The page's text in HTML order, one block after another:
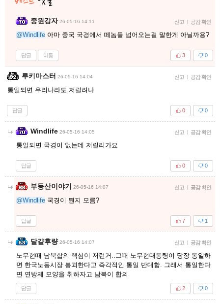
중원강자 26-05-16 14:11 신고 | 공감 확인
@Windlife 아마 중국 국경에서 떼놈들 넘어오는걸 말한게 아닐까용?
답글 이동 0
3
루키마스터 26-05-16 14:04 신고 | 공감 확인
통일되면 우리나라도 저럴려나
답글 0
0
Windlife 26-05-16 14:05 신고 | 공감 확인
통일되면 국경이 없는데 저릴리가요
답글 0
0
부동산이야기 26-05-16 14:07 신고 | 공감 확인
@Windlife 국경이 뭔지 모름?
답글 1
7
달걀후량 26-05-16 14:07 신고 | 공감 확인
노무현때 남북합의 핵심이 저런거..그때 노무현대통령이 당장 통일하
면 한국노동시장 붕괴한다고 즉각적인 통일 반대함. 그래서 통일한다
면 연방제 모양을 취하자고 남북이 합의
답글 0
2